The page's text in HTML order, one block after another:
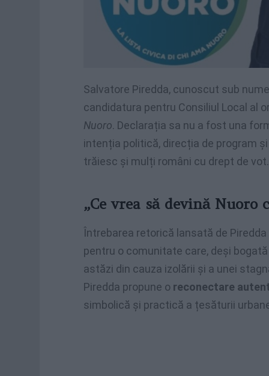
Salvatore Piredda, cunoscut sub
candidatura pentru Consiliul Local al
Nuoro. Declarația sa nu a fost una
intenția politică, direcția de program
trăiesc și mulți români cu drept de vot.
„Ce vrea să devină Nuoro
Întrebarea retorică lansată de
pentru o comunitate care, deși
astăzi din cauza izolării și a unei
Piredda propune o reconectare
simbolică și practică a țesăturii